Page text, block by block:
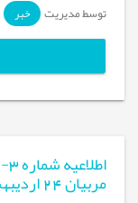
توسط مدیریت خبر
مربيان 24 ارديبهشت ماه 1401